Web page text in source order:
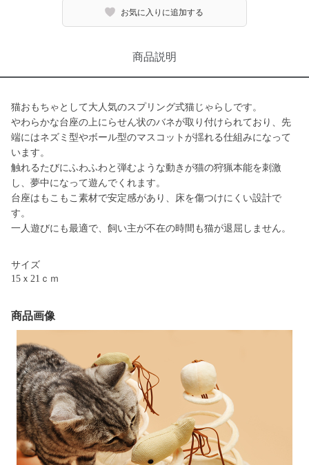
お気に入りに追加する
商品説明
猫おもちゃとして大人気のスプリング式猫じゃらしです。
やわらかな台座の上にらせん状のバネが取り付けられており、先
端にはネズミ型やボール型のマスコットが揺れる仕組みになって
います。
触れるたびにふわふわと弾むような動きが猫の狩猟本能を刺激
し、夢中になって遊んでくれます。
台座はもこもこ素材で安定感があり、床を傷つけにくい設計で
す。
一人遊びにも最適で、飼い主が不在の時間も猫が退屈しません。
サイズ
15ｘ21ｃｍ
商品画像